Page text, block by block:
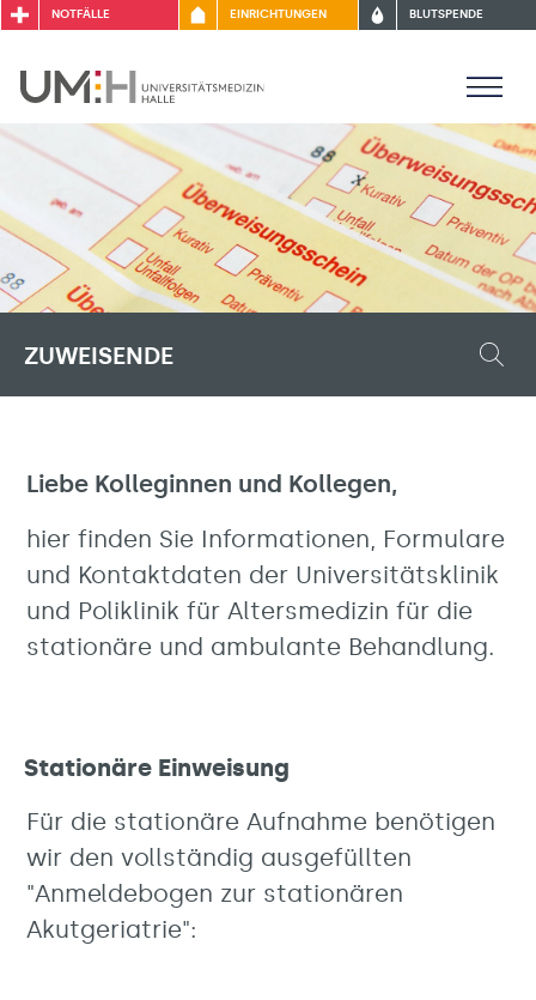
NOTFÄLLE EINRICHTUNGEN BLUTSPENDE
ZUWEISENDE
Liebe Kolleginnen und Kollegen,
hier finden Sie Informationen, Formulare
und Kontaktdaten der Universitätsklinik
und Poliklinik für Altersmedizin für die
stationäre und ambulante Behandlung.
Stationäre Einweisung
Für die stationäre Aufnahme benötigen
wir den vollständig ausgefüllten
"Anmeldebogen zur stationären
Akutgeriatrie":